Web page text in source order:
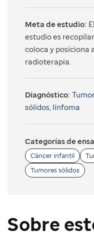
Sobre
Meta de estudio:
estudio es
coloca y posiciona
radioterapia.
Diagnóstico:
sólidos, linfoma
Categorías de
Cáncer infantil
Tumores sólidos